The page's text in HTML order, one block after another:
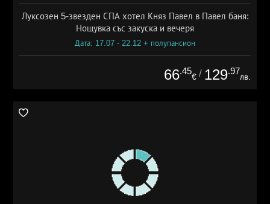
Луксозен 5-звезден СПА хотел Княз Павел в Павел баня:
Нощувка със закуска и вечеря
Дата: 17.07 - 22.12 + полупансион
66.45
€ / 129.97
лв.